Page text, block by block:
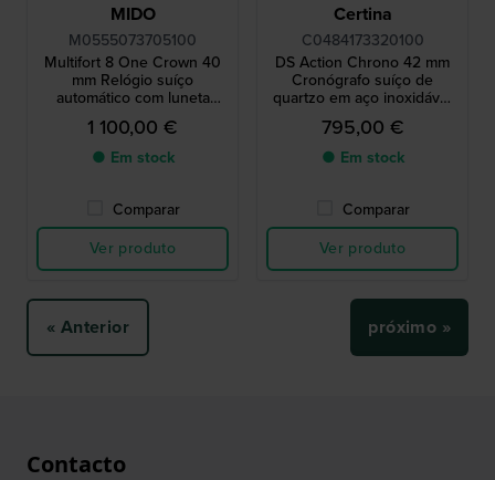
MIDO
M0555073705100
Multifort 8 One Crown 40
mm Relógio suíço
automático com luneta
octogonal e reserva de
marcha de 80 horas
1 100,00 €
● Em stock
Comparar
Ver produto
Certina
C0484173320100
DS Action Chrono 42 mm
Cronógrafo suíço de
quartzo em aço inoxidável
com mostrador preto em
carbono
795,00 €
● Em stock
Comparar
Ver produto
« Anterior próximo »
Contacto